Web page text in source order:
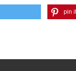
pin it